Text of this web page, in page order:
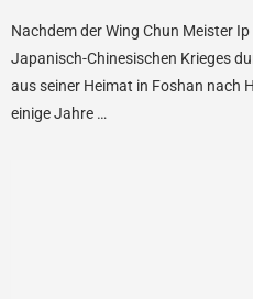
Nachdem der Wing Chun Meister
Japanisch-Chinesischen Krieges
aus seiner Heimat in Foshan nach
einige Jahre …